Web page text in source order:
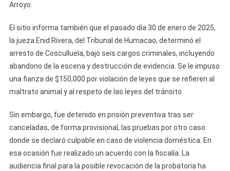
Arroyo.
El sitio informa también que el pasado día 30 de enero de 2025,
la jueza Enid Rivera, del Tribunal de Humacao, determinó el
arresto de Cosculluela, bajo seis cargos criminales, incluyendo
abandono de la escena y destrucción de evidencia. Se le impuso
una fianza de $150,000 por violación de leyes que se refieren al
maltrato animal y al respeto de las leyes del tránsito.
Sin embargo, fue detenido en prisión preventiva tras ser
canceladas, de forma provisional, las pruebas por otro caso
donde se declaró culpable en caso de violencia doméstica. En
esa ocasión fue realizado un acuerdo con la fiscalía. La
audiencia final para la posible revocación de la probatoria ha